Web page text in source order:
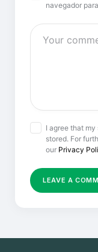
navegador
I agree that
stored. For
our Privacy